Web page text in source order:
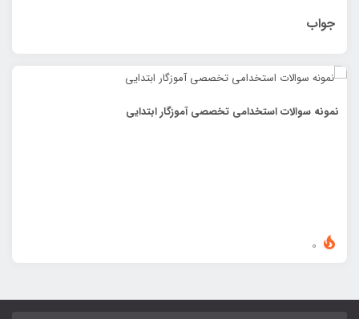
جواب
نمونه سوالات استخدامی تخصصی آموزگار ابتدایی